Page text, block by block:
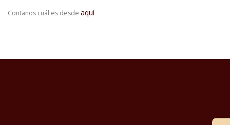
Contanos cuál es desde aquí